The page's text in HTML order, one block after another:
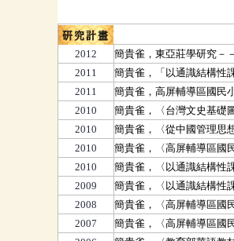
2012
簡貴雀，東亞莊學研究 －
2011
簡貴雀，「以通識結構性
2011
簡貴雀，高屏輔導區國民
2010
簡貴雀，〈台灣文史基礎
2010
簡貴雀，〈從中國管理思
2010
簡貴雀，〈高屏輔導區國
2010
簡貴雀，〈以通識結構性
2009
簡貴雀，〈以通識結構性
2008
簡貴雀，〈高屏輔導區國
2007
簡貴雀，〈高屏輔導區國